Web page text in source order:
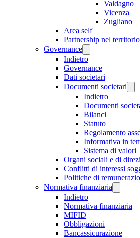
Valdagno
Vicenza
Zugliano
Area self
Partnership nel territorio
Governance
Indietro
Governance
Dati societari
Documenti societari
Indietro
Documenti
Bilanci
Statuto
Regolamento
Informativa in
Sistema di valori
Organi sociali e di
Conflitti di interessi
Politiche di
Normativa finanziaria
Indietro
Normativa finanziaria
MIFID
Obbligazioni
Bancassicurazione